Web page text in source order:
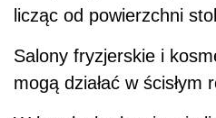
licząc od powierzchni
Salony fryzjerskie i
mogą działać w ścisłym